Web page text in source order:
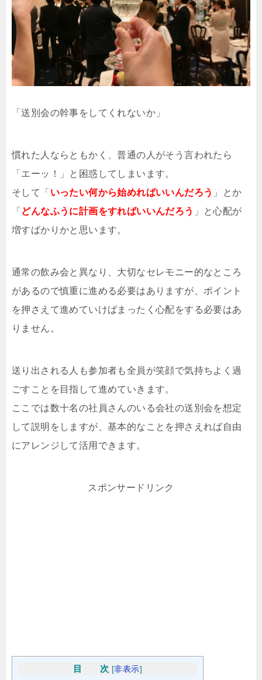
「送別会の幹事をしてくれないか」
慣れた人ならともかく、普通の人がそう言われたら
「エーッ！」と困惑してしまいます。
そして「 いったい何から始めればいいんだろう 」とか
「 どんなふうに計画をすればいいんだろう 」と心配が
増すばかりかと思います。
通常の飲み会と異なり、大切なセレモニー的なところ
があるので慎重に進める必要はありますが、ポイント
を押さえて進めていけばまったく心配をする必要はあ
りません。
送り出される人も参加者も全員が笑顔で気持ちよく過
ごすことを目指して進めていきます。
ここでは数十名の社員さんのいる会社の送別会を想定
して説明をしますが、基本的なことを押さえれば自由
にアレンジして活用できます。
スポンサードリンク
目 次 [非表示]